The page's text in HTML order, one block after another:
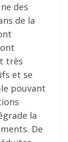
des
de la
très
et se
pouvant
la
De